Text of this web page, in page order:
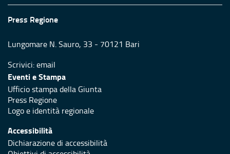
Press Regione
Lungomare N. Sauro, 33 - 70121 Bari
Scrivici:email
Eventi e Stampa
Ufficio stampa della Giunta
Press Regione
Logo e identità regionale
Accessibilità
Dichiarazione di accessibilità